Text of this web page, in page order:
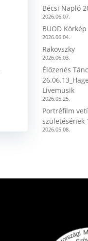
Bécsi Napló
2026.06.07.
BUOD Körkép
2026.06.04.
Rakovszky
2026.06.03.
Élőzenés
Livemusik
2026.05.25.
Portréfilm
születésének
2026.05.08.